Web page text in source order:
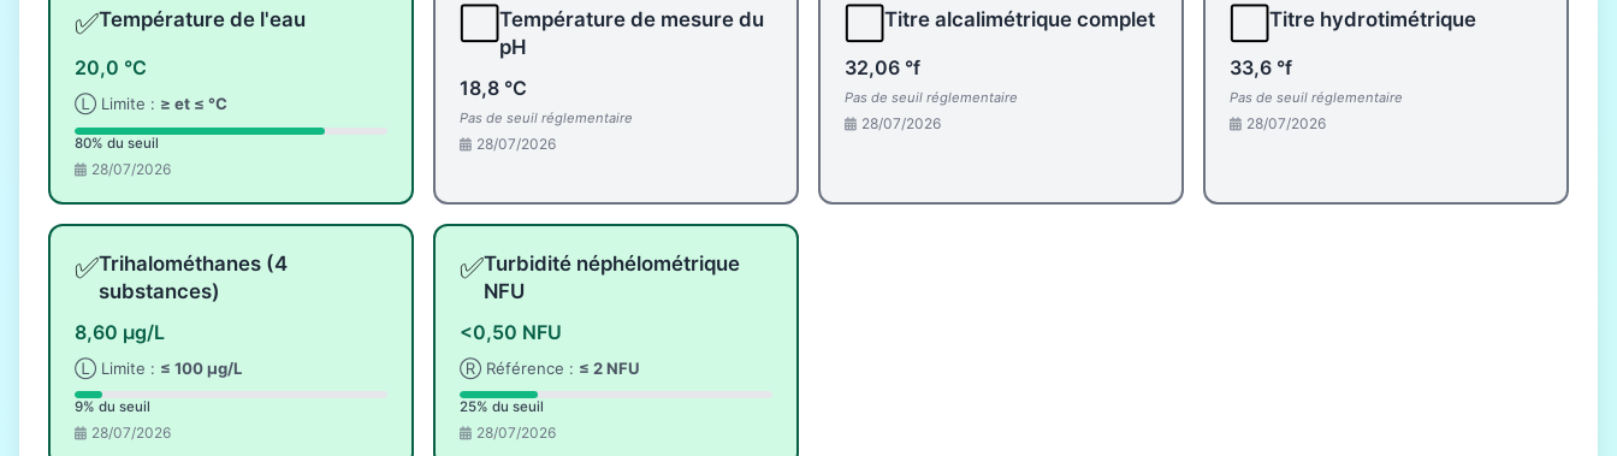
✅Température de l'eau
20,0 °C
Ⓛ Limite : ≥ et ≤ °C
80% du seuil
28/07/2026
Température de mesure du
pH
18,8 °C
Pas de seuil réglementaire
28/07/2026
Titre alcalimétrique complet
32,06 °f
Pas de seuil réglementaire
28/07/2026
Titre hydrotimétrique
33,6 °f
Pas de seuil réglementaire
28/07/2026
✅Trihalométhanes (4
substances)
8,60 µg/L
Ⓛ Limite : ≤ 100 µg/L
9% du seuil
28/07/2026
✅Turbidité néphélométrique
NFU
<0,50 NFU
Ⓡ Référence : ≤ 2 NFU
25% du seuil
28/07/2026